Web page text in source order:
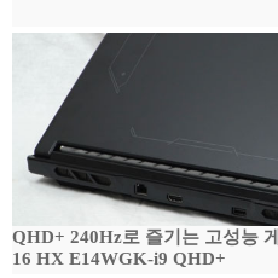
QHD+ 240Hz로 즐기는 고성능
16 HX E14WGK-i9 QHD+